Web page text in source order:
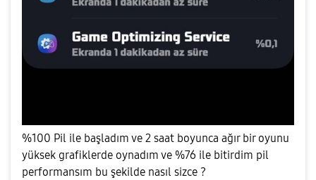
%100 Pil ile başladım ve 2 saat boyunca ağır bir oyunu
yüksek grafiklerde oynadım ve %76 ile bitirdim pil
performansım bu şekilde nasıl sizce ?